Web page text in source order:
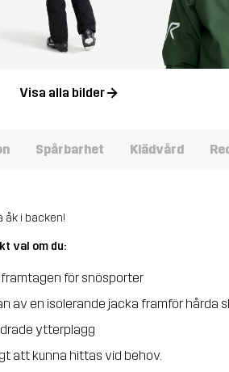
Visa alla bilder
Spårbarhet Klädvård
åk i backen!
val om du:
för snösporter
av en isolerande jacka framför hårda
ytterplagg
att kunna hittas vid behov.